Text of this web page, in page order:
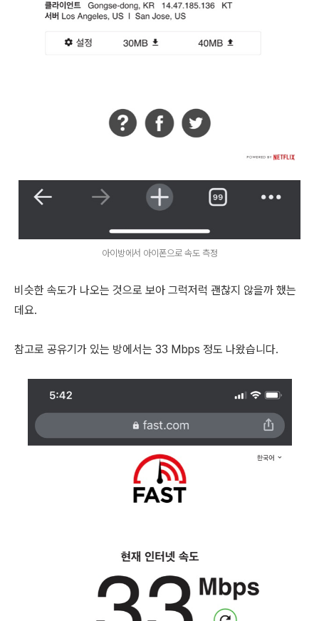
아이방에서 아이폰으로 속도 측정
비슷한 속도가 나오는 것으로 보아 그럭저럭 괜찮지 않을까 했는
데요.
참고로 공유기가 있는 방에서는 33 Mbps 정도 나왔습니다.